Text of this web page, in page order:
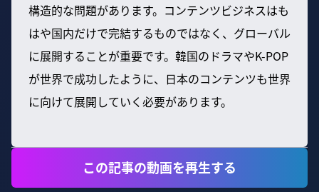
構造的な問題があります。コンテンツビジネスはも
はや国内だけで完結するものではなく、グローバル
に展開することが重要です。韓国のドラマやK-POP
が世界で成功したように、日本のコンテンツも世界
に向けて展開していく必要があります。
この記事の動画を再生する